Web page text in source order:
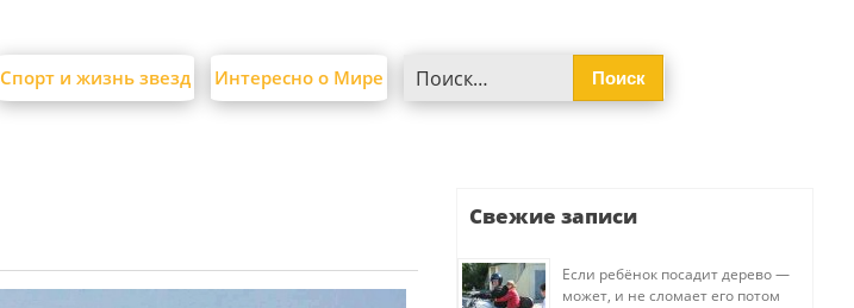
Спорт и жизнь звезд Интересно о Мире
Свежие записи
Если ребёнок посадит дерево —
может, и не сломает его потом